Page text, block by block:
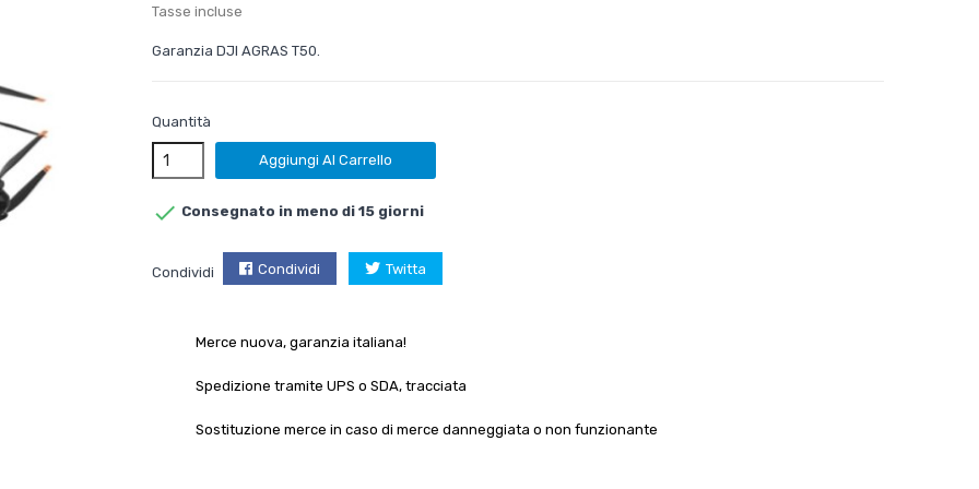
Tasse incluse
Garanzia DJI AGRAS T50.
Quantità
Aggiungi Al Carrello
 Consegnato in meno di 15 giorni
Condividi Condividi Twitta
Merce nuova, garanzia italiana!
Spedizione tramite UPS o SDA, tracciata
Sostituzione merce in caso di merce danneggiata o non funzionante